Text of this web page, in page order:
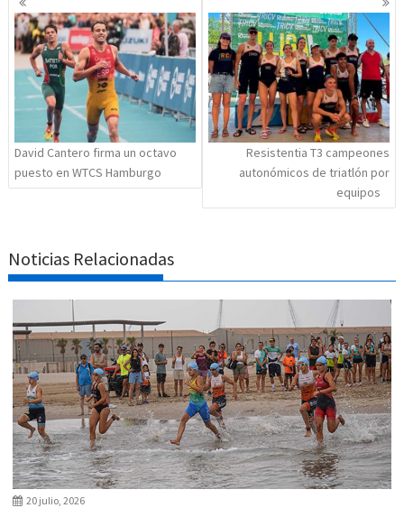
de
entradas
David Cantero firma un octavo
puesto en WTCS Hamburgo
Resistentia T3 campeones
autonómicos de triatlón por
equipos
Noticias Relacionadas
20 julio, 2026